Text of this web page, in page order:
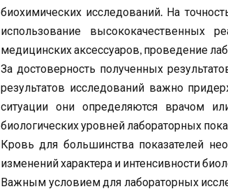
биохимических исследований. На
использование высококачественных
медицинских аксессуаров, проведение
За достоверность полученных
результатов исследований важно
ситуации они определяются врачом
биологических уровней лабораторных
Кровь для большинства показателей
изменений характера и интенсивности
Важным условием для лабораторных